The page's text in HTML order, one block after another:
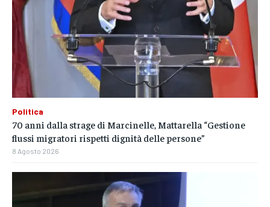
Politica
70 anni dalla strage di Marcinelle, Mattarella “Gestione
flussi migratori rispetti dignità delle persone”
8 Agosto 2026